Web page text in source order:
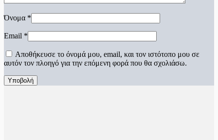
Όνομα *
Email *
Αποθήκευσε το όνομά μου, email, και τον ιστότοπο μου σε
αυτόν τον πλοηγό για την επόμενη φορά που θα σχολιάσω.